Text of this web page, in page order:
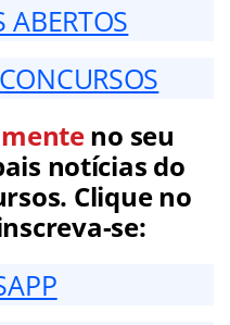
ABERTOS
no seu
notícias do
Clique no
se: